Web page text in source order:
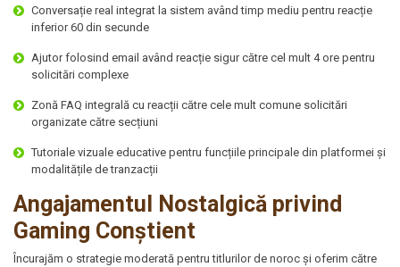
Conversație real integrat la sistem având timp mediu pentru reacție
inferior 60 din secunde
Ajutor folosind email având reacție sigur către cel mult 4 ore pentru
solicitări complexe
Zonă FAQ integrală cu reacții către cele mult comune solicitări
organizate către secțiuni
Tutoriale vizuale educative pentru funcțiile principale din platformei și
modalitățile de tranzacții
Angajamentul Nostalgică privind
Gaming Conștient
Încurajăm o strategie moderată pentru titlurilor de noroc și oferim către